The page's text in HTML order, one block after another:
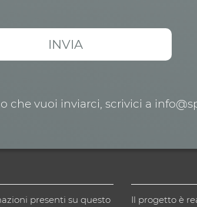
che vuoi inviarci, scrivici a
presenti su questo Il progetto è